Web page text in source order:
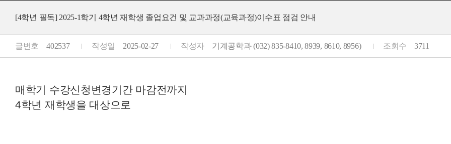
[4학년 필독] 2025-1학기 4학년 재학생 졸업요건 및 교과과정(교육과정)이수표 점검 안내
글번호 402537 작성일 2025-02-27 작성자 기계공학과 (032) 835-8410, 8939, 8610, 8956) 조회수 3711
매학기 수강신청변경기간 마감전까지
4학년 재학생을 대상으로